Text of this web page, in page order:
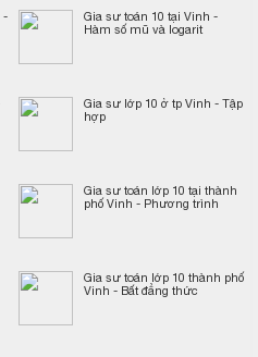
-
Gia sư toán 10 tại Vinh -
Hàm số mũ và logarit
Gia sư lớp 10 ở tp Vinh - Tập
hợp
Gia sư toán lớp 10 tại thành
phố Vinh - Phương trình
Gia sư toán lớp 10 thành phố
Vinh - Bất đẳng thức